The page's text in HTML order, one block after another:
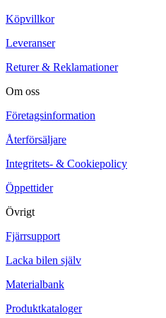
Köpvillkor
Leveranser
Returer & Reklamationer
Om oss
Företagsinformation
Återförsäljare
Integritets- & Cookiepolicy
Öppettider
Övrigt
Fjärrsupport
Lacka bilen själv
Materialbank
Produktkataloger